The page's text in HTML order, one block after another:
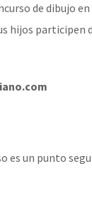
de dibujo
hijos participen
es un punto